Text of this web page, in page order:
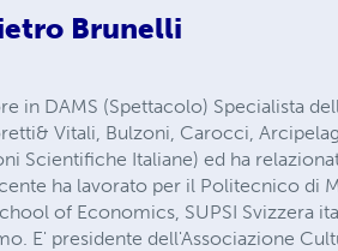
Brunelli
in DAMS (Spettacolo) Specialista
Vitali, Bulzoni, Carocci,
Scientifiche Italiane) ed ha
ha lavorato per il Politecnico di
of Economics, SUPSI Svizzera
E' presidente dell'Associazione